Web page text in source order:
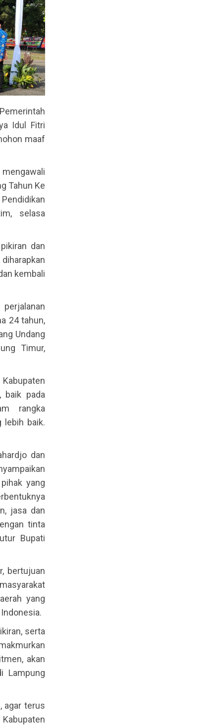
Idul Fitri
maaf
Tahun Ke
selasa
dan
kembali
24 tahun,
Undang
Timur,
baik pada
rangka
lebih baik.
dan
yang
jasa dan
tinta
Bupati
bertujuan
yang
serta
akan
Lampung
agar terus